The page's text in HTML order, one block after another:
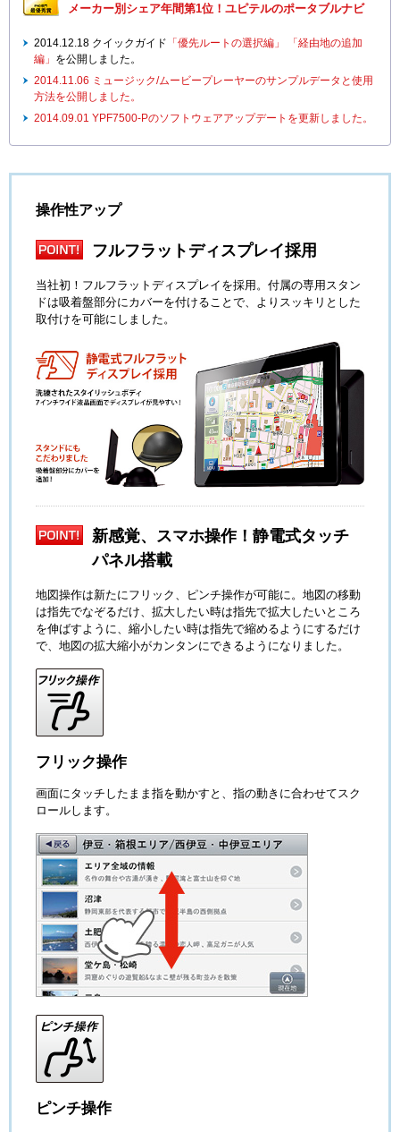
メーカー別シェア年間第1位！ユピテルのポータブルナビ
2014.12.18 クイックガイド 「優先ルートの選択編」
「経由地の追加
編」 を公開しました。
2014.11.06 ミュージック/ムービープレーヤーのサンプルデータと使用
方法を公開しました。
2014.09.01 YPF7500-Pのソフトウェアアップデートを更新しました。
操作性アップ
フルフラットディスプレイ採用
当社初！フルフラットディスプレイを採用。付属の専用スタン
ドは吸着盤部分にカバーを付けることで、よりスッキリとした
取付けを可能にしました。
新感覚、スマホ操作！静電式タッチ
パネル搭載
地図操作は新たにフリック、ピンチ操作が可能に。地図の移動
は指先でなぞるだけ、拡大したい時は指先で拡大したいところ
を伸ばすように、縮小したい時は指先で縮めるようにするだけ
で、地図の拡大縮小がカンタンにできるようになりました。
フリック操作
画面にタッチしたまま指を動かすと、指の動きに合わせてスク
ロールします。
ピンチ操作